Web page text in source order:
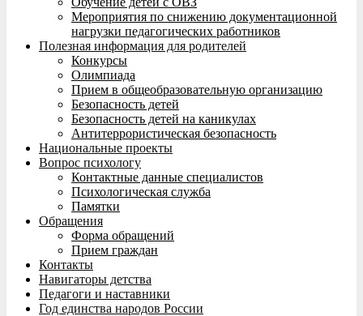
Мероприятия по снижению документационной
нагрузки педагогических работников
Полезная информация для родителей
Конкурсы
Олимпиада
Прием в общеобразовательную организацию
Безопасность детей
Безопасность детей на каникулах
Антитеррористическая безопасность
Национальные проекты
Вопрос психологу
Контактные данные специалистов
Психологическая служба
Памятки
Обращения
Форма обращений
Прием граждан
Контакты
Навигаторы детства
Педагоги и наставники
Год единства народов России